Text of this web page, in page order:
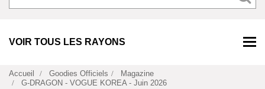
VOIR TOUS LES RAYONS
Accueil Goodies Officiels
Magazine
G-DRAGON - VOGUE KOREA - Juin 2026